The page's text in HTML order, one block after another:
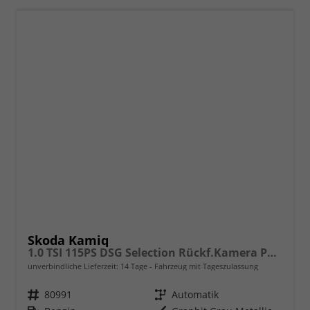
Skoda Kamiq
1.0 TSI 115PS DSG Selection Rückf.Kamera PDC v+h Sitzheizung Klimaautomatik Skoda-Radio Apple CarPlay + Android Auto Tempomat Garantieverlängerung 16"LM
unverbindliche Lieferzeit: 14 Tage Fahrzeug mit Tageszulassung
Fahrzeugnr. 80991 Getriebe Automatik